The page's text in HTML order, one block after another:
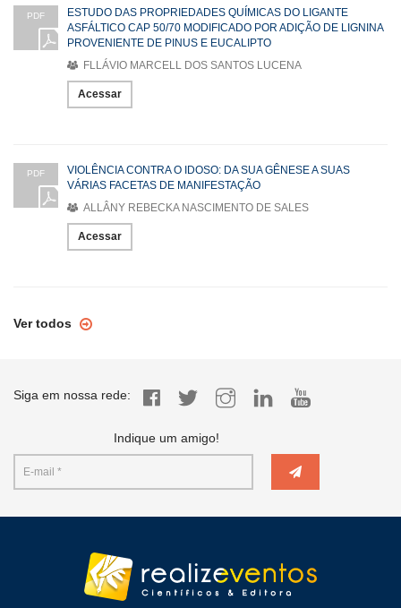
PDF
ESTUDO DAS PROPRIEDADES QUÍMICAS DO LIGANTE
ASFÁLTICO CAP 50/70 MODIFICADO POR ADIÇÃO DE LIGNINA
PROVENIENTE DE PINUS E EUCALIPTO
FLLÁVIO MARCELL DOS SANTOS LUCENA
Acessar
PDF
VIOLÊNCIA CONTRA O IDOSO: DA SUA GÊNESE A SUAS
VÁRIAS FACETAS DE MANIFESTAÇÃO
ALLÂNY REBECKA NASCIMENTO DE SALES
Acessar
Ver todos
Siga em nossa rede:
Indique um amigo!